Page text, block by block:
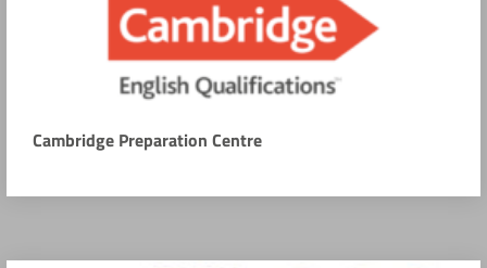
Cambridge Preparation Centre